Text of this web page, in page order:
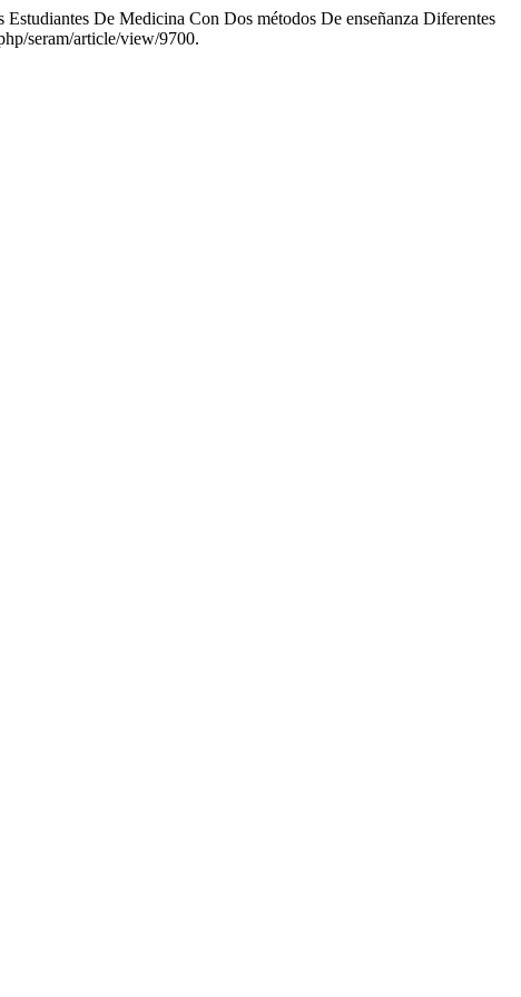
De Medicina Con Dos métodos De enseñanza Diferentes
seram/article/view/9700.